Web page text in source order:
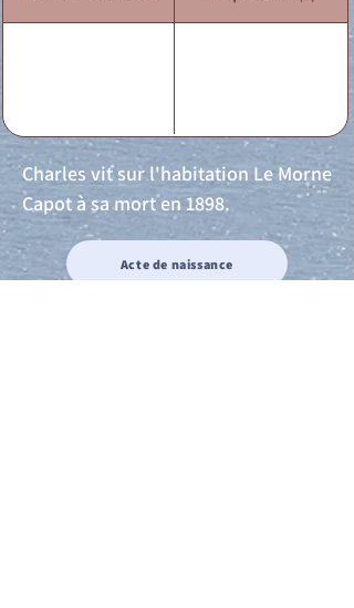
Charles vit sur l'habitation Le Morne
Capot à sa mort en 1898.
Acte de naissance